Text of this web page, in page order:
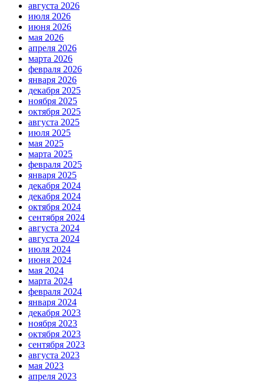
августа 2026
июля 2026
июня 2026
мая 2026
апреля 2026
марта 2026
февраля 2026
января 2026
декабря 2025
ноября 2025
октября 2025
августа 2025
июля 2025
мая 2025
марта 2025
февраля 2025
января 2025
декабря 2024
декабря 2024
октября 2024
сентября 2024
августа 2024
августа 2024
июля 2024
июня 2024
мая 2024
марта 2024
февраля 2024
января 2024
декабря 2023
ноября 2023
октября 2023
сентября 2023
августа 2023
мая 2023
апреля 2023